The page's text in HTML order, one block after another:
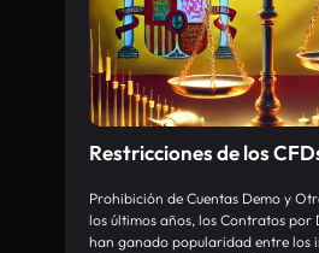
Restricciones de los
Prohibición de Cuentas Demo y
los últimos años, los Contratos por
han ganado popularidad entre los